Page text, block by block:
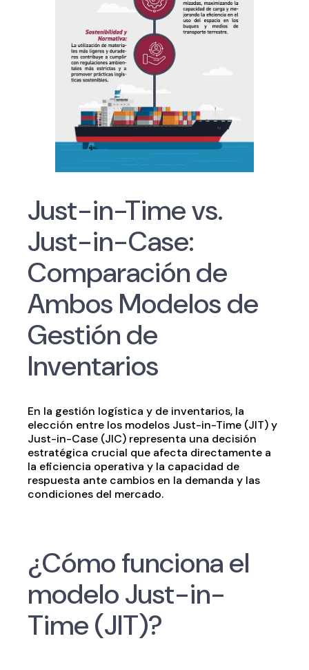
Just-in-Time vs.
Just-in-Case:
Comparación de
Ambos Modelos de
Gestión de
Inventarios
En la gestión logística y de inventarios, la
elección entre los modelos Just-in-Time (JIT) y
Just-in-Case (JIC) representa una decisión
estratégica crucial que afecta directamente a
la eficiencia operativa y la capacidad de
respuesta ante cambios en la demanda y las
condiciones del mercado.
¿Cómo funciona el
modelo Just-in-
Time (JIT)?